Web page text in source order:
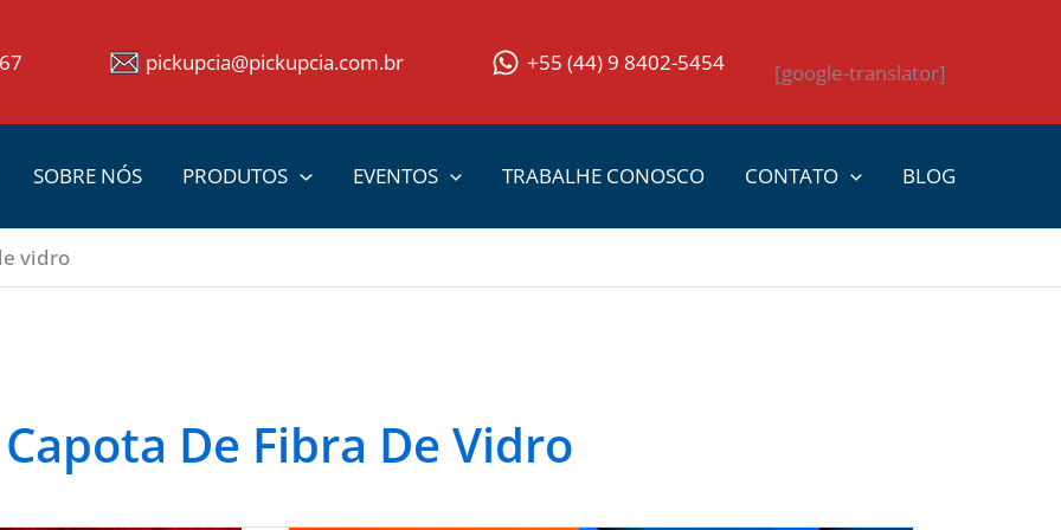
pickupcia@pickupcia.com.br +55 (44) 9 8402-5454 [google-translator]
SOBRE NÓS PRODUTOS EVENTOS TRABALHE CONOSCO CONTATO BLOG
vidro
De Fibra De Vidro